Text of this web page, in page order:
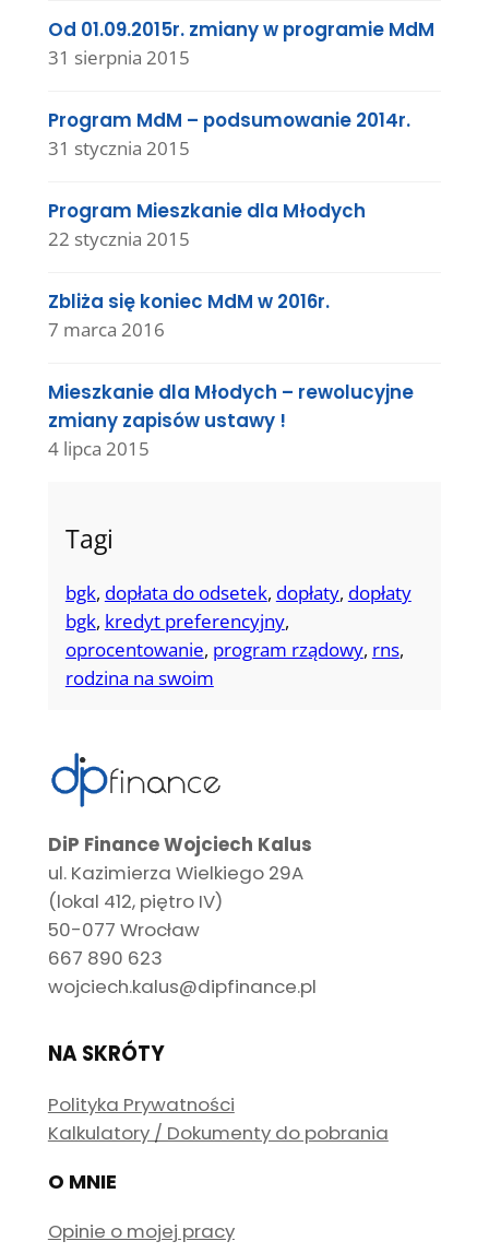
Od 01.09.2015r. zmiany w programie MdM
31 sierpnia 2015
Program MdM – podsumowanie 2014r.
31 stycznia 2015
Program Mieszkanie dla Młodych
22 stycznia 2015
Zbliża się koniec MdM w 2016r.
7 marca 2016
Mieszkanie dla Młodych – rewolucyjne
zmiany zapisów ustawy !
4 lipca 2015
Tagi
bgk, dopłata do odsetek, dopłaty, dopłaty
bgk, kredyt preferencyjny
oprocentowanie, program rządowy, rns
rodzina na swoim
DiP Finance Wojciech Kalus
ul. Kazimierza Wielkiego 29A
(lokal 412, piętro IV)
50-077 Wrocław
667 890 623
wojciech.kalus@dipfinance.pl
NA SKRÓTY
Polityka Prywatności
Kalkulatory / Dokumenty do pobrania
O MNIE
Opinie o mojej pracy